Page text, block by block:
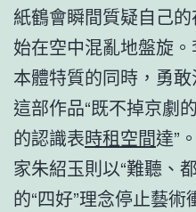
紙鶴會瞬間質疑自己
始在空中混亂地盤旋
本體特質的同時，勇
這部作品“既不掉京劇
的認識表時租空間達”
家朱紹玉則以“難聽、
的“四好”理念停止藝術